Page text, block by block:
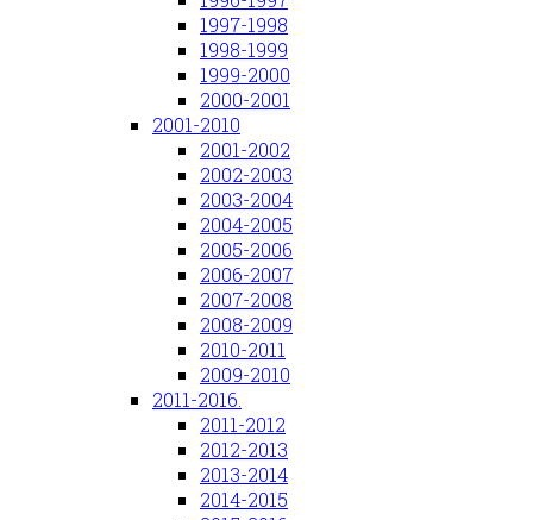
1997-1998
1998-1999
1999-2000
2000-2001
2001-2010
2001-2002
2002-2003
2003-2004
2004-2005
2005-2006
2006-2007
2007-2008
2008-2009
2010-2011
2009-2010
2011-2016.
2011-2012
2012-2013
2013-2014
2014-2015